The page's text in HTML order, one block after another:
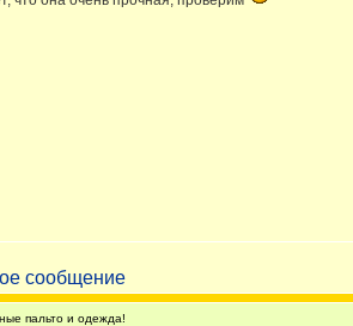
пальто и одежда!